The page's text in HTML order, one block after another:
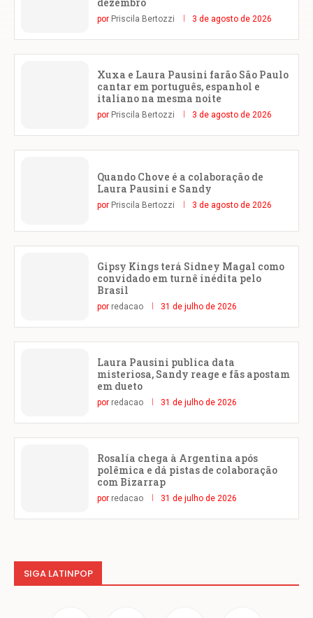
dezembro
por Priscila Bertozzi 3 de agosto de 2026
Xuxa e Laura Pausini farão São Paulo
cantar em português, espanhol e
italiano na mesma noite
por Priscila Bertozzi 3 de agosto de 2026
Quando Chove é a colaboração de
Laura Pausini e Sandy
por Priscila Bertozzi 3 de agosto de 2026
Gipsy Kings terá Sidney Magal como
convidado em turnê inédita pelo
Brasil
por redacao 31 de julho de 2026
Laura Pausini publica data
misteriosa, Sandy reage e fãs apostam
em dueto
por redacao 31 de julho de 2026
Rosalía chega à Argentina após
polêmica e dá pistas de colaboração
com Bizarrap
por redacao 31 de julho de 2026
SIGA LATINPOP